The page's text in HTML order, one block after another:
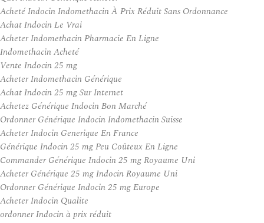
Acheté Indocin Indomethacin À Prix Réduit Sans Ordonnance
Achat Indocin Le Vrai
Acheter Indomethacin Pharmacie En Ligne
Indomethacin Acheté
Vente Indocin 25 mg
Acheter Indomethacin Générique
Achat Indocin 25 mg Sur Internet
Achetez Générique Indocin Bon Marché
Ordonner Générique Indocin Indomethacin Suisse
Acheter Indocin Generique En France
Générique Indocin 25 mg Peu Coûteux En Ligne
Commander Générique Indocin 25 mg Royaume Uni
Acheter Générique 25 mg Indocin Royaume Uni
Ordonner Générique Indocin 25 mg Europe
Acheter Indocin Qualite
ordonner Indocin à prix réduit